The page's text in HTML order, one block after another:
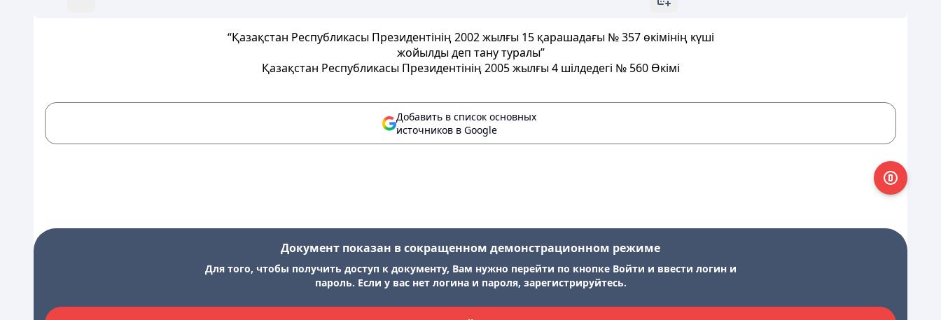
“Қазақстан Республикасы Президентінің 2002 жылғы 15 қарашадағы № 357 өкімінің күші
жойылды деп тану туралы”
Қазақстан Республикасы Президентінің 2005 жылғы 4 шілдедегі № 560 Өкімі
Добавить в список основных
источников в Google
Документ показан в сокращенном демонстрационном режиме
Для того, чтобы получить доступ к документу, Вам нужно перейти по кнопке Войти и ввести логин и
пароль. Если у вас нет логина и пароля, зарегистрируйтесь.